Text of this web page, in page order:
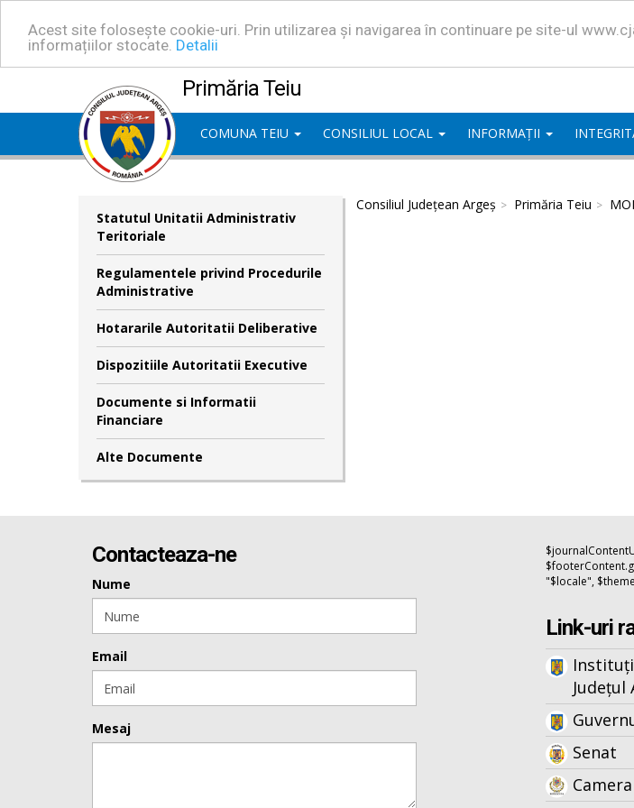
Acest site folosește cookie-uri. Prin utilizarea și navigarea în continuare pe site-ul
informațiilor stocate. Detalii
Primăria Teiu
COMUNA TEIU CONSILIUL LOCAL INFORMAȚII
Statutul Unitatii Administrativ
Teritoriale
Regulamentele privind Procedurile
Administrative
Hotararile Autoritatii Deliberative
Dispozitiile Autoritatii Executive
Documente si Informatii
Financiare
Alte Documente
Consiliul Județean Argeș Primăria Teiu
Contacteaza-ne
Nume
Email
Mesaj
"$locale",
Link-uri
Județul
Senat